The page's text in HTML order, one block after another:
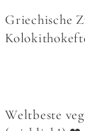
Griechische
Weltbeste